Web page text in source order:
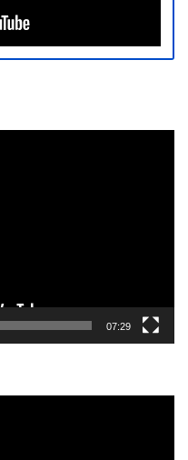
07:29